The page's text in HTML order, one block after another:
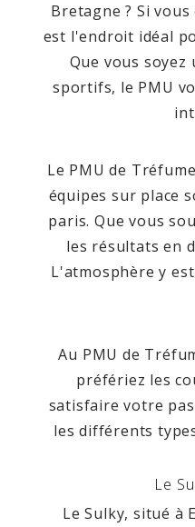
Bretagne ? Si
est l'endroit idéal
Que vous
sportifs, le PMU
Le PMU de
équipes sur place
paris. Que vous
les résultats en
L'atmosphère y
Au PMU de
préfériez les
satisfaire votre
les différents
Le
Le Sulky, situé à